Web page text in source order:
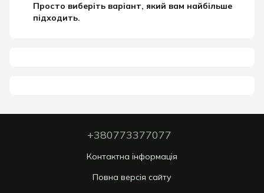
Просто виберіть варіант, який вам найбільше
підходить.
+380773377077
Контактна інформація
Повна версія сайту